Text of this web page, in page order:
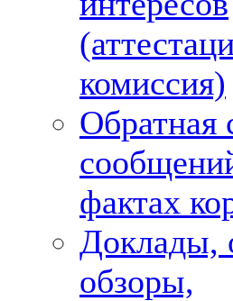
комиссия)
Обратная
фактах
Доклады,
обзоры,